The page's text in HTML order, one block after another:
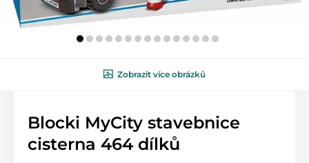
Zobrazit více obrázků
Blocki MyCity stavebnice
cisterna 464 dílků